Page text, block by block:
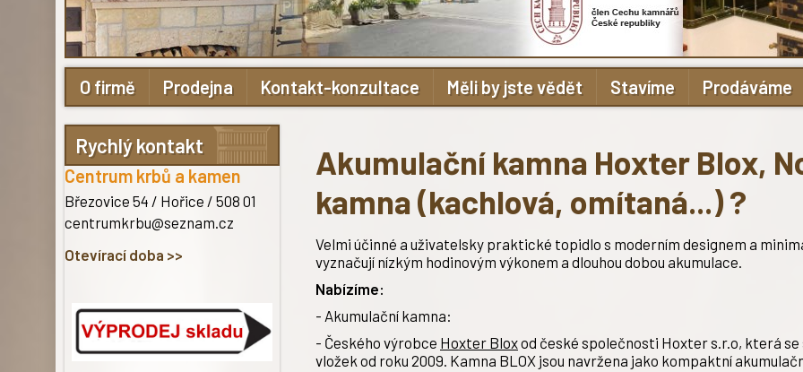
O firmě Prodejna Kontakt-konzultace Měli by jste vědět Stavíme Prodáváme
Rychlý kontakt
Centrum krbů a kamen
Březovice 54 / Hořice / 508 01
centrumkrbu@seznam.cz
Otevírací doba >>
Akumulační kamna Hoxter Blox,
kamna (kachlová, omítaná...) ?
Velmi účinné a uživatelsky praktické topidlo s moderním designem a
vyznačují nízkým hodinovým výkonem a dlouhou dobou akumulace.
Nabízíme:
- Akumulační kamna:
- Českého výrobce Hoxter Bloxod české společnosti Hoxter s.r.o, která
vložek od roku 2009. Kamna BLOX jsou navržena jako kompaktní